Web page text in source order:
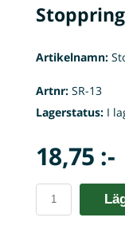
Stoppring
Artikelnamn:
Artnr:SR-13
Lagerstatus:I
18,75 :-